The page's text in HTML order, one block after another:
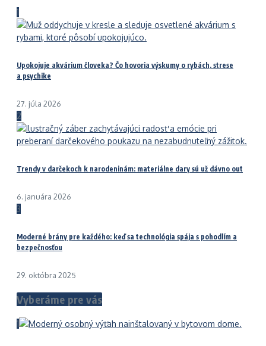
1
Upokojuje akvárium človeka? Čo hovoria výskumy o rybách, strese
a psychike
27. júla 2026
2
Trendy v darčekoch k narodeninám: materiálne dary sú už dávno out
6. januára 2026
3
Moderné brány pre každého: keď sa technológia spája s pohodlím a
bezpečnosťou
29. októbra 2025
Vyberáme pre vás
1